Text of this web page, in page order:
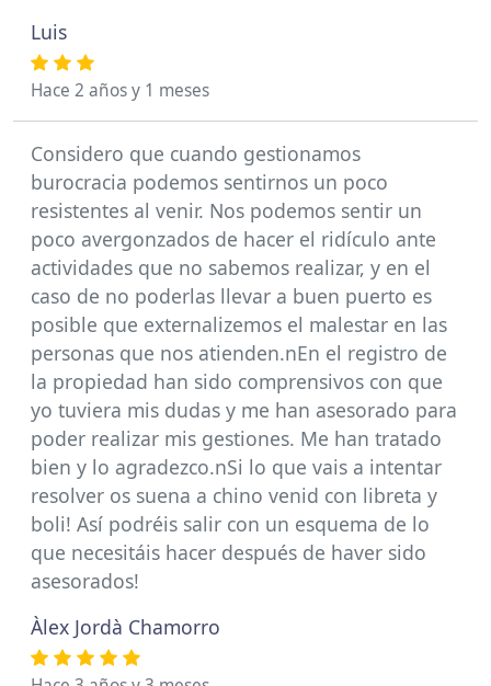
Luis
Hace 2 años y 1 meses
Considero que cuando gestionamos
burocracia podemos sentirnos un poco
resistentes al venir. Nos podemos sentir un
poco avergonzados de hacer el ridículo ante
actividades que no sabemos realizar, y en el
caso de no poderlas llevar a buen puerto es
posible que externalizemos el malestar en las
personas que nos atienden.nEn el registro de
la propiedad han sido comprensivos con que
yo tuviera mis dudas y me han asesorado para
poder realizar mis gestiones. Me han tratado
bien y lo agradezco.nSi lo que vais a intentar
resolver os suena a chino venid con libreta y
boli! Así podréis salir con un esquema de lo
que necesitáis hacer después de haver sido
asesorados!
Àlex Jordà Chamorro